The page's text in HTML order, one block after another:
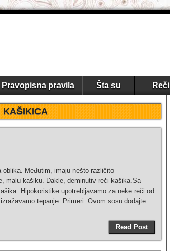
Pravopisna pravila Šta su Reči
KAŠIKICA
Međutim, imaju nešto različito
malu kašiku. Dakle, deminutiv reči kašika.Sa
Hipokoristike upotrebljavamo za neke reči od
tepanje. Primeri: Ovom sosu dodajte
Read Post